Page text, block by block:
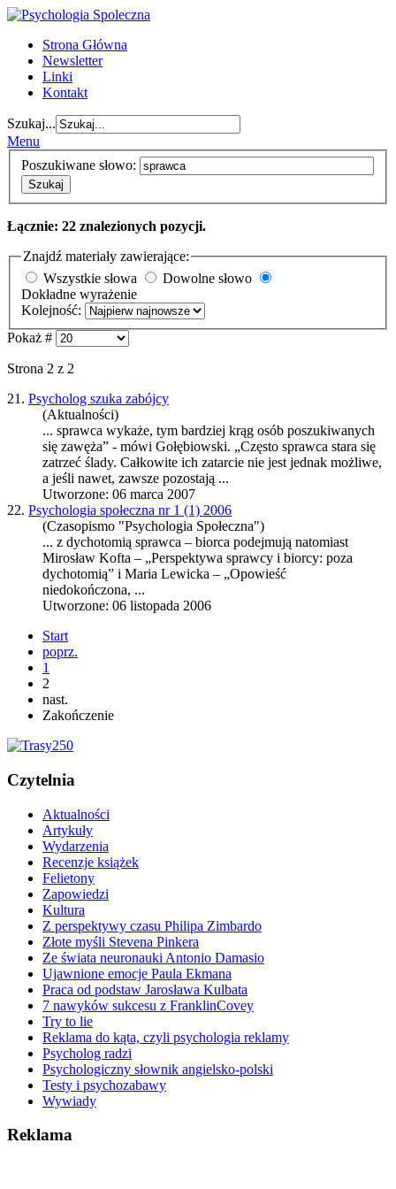
Strona Główna
Newsletter
Linki
Kontakt
Szukaj...
Menu
Poszukiwane słowo:
Szukaj
Łącznie: 22 znalezionych pozycji.
Znajdź materiały zawierające:
Wszystkie słowa
Dowolne słowo
Dokładne wyrażenie
Kolejność:
Pokaż #
Strona 2 z 2
21. Psycholog szuka zabójcy
(Aktualności)
... sprawca wykaże, tym bardziej krąg osób poszukiwanych
się zawęża” - mówi Gołębiowski. „Często sprawca stara się
zatrzeć ślady. Całkowite ich zatarcie nie jest jednak możliwe,
a jeśli nawet, zawsze pozostają ...
Utworzone: 06 marca 2007
22. Psychologia społeczna nr 1 (1) 2006
(Czasopismo "Psychologia Społeczna")
... z dychotomią sprawca – biorca podejmują natomiast
Mirosław Kofta – „Perspektywa sprawcy i biorcy: poza
dychotomią” i Maria Lewicka – „Opowieść
niedokończona, ...
Utworzone: 06 listopada 2006
Start
poprz.
1
2
nast.
Zakończenie
Czytelnia
Aktualności
Artykuły
Wydarzenia
Recenzje książek
Felietony
Zapowiedzi
Kultura
Z perspektywy czasu Philipa Zimbardo
Złote myśli Stevena Pinkera
Ze świata neuronauki Antonio Damasio
Ujawnione emocje Paula Ekmana
Praca od podstaw Jarosława Kulbata
7 nawyków sukcesu z FranklinCovey
Try to lie
Reklama do kąta, czyli psychologia reklamy
Psycholog radzi
Psychologiczny słownik angielsko-polski
Testy i psychozabawy
Wywiady
Reklama